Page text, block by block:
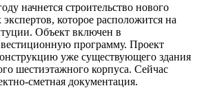
начнется строительство нового
экспертов, которое расположится на
Объект включен в
программу. Проект
уже существующего здания
шестиэтажного корпуса. Сейчас
сметная документация.